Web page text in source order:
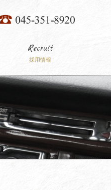
Recruit
採用情報